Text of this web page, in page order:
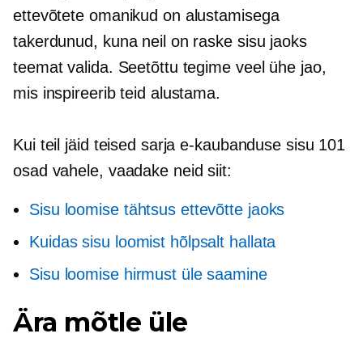
ettevõtete omanikud on alustamisega
takerdunud, kuna neil on raske sisu jaoks
teemat valida. Seetõttu tegime veel ühe jao,
mis inspireerib teid alustama.
Kui teil jäid teised sarja e-kaubanduse sisu 101
osad vahele, vaadake neid siit:
Sisu loomise tähtsus ettevõtte jaoks
Kuidas sisu loomist hõlpsalt hallata
Sisu loomise hirmust üle saamine
Ära mõtle üle